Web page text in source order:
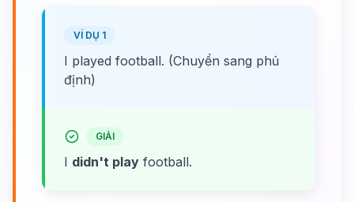
VÍ DỤ 1
I played football. (Chuyển sang phủ
định)
GIẢI
I didn't play football.